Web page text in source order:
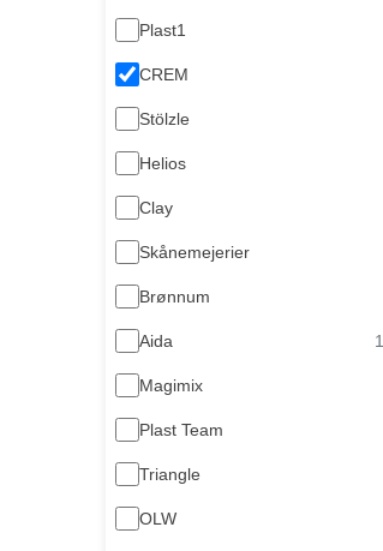
Plast1
CREM
Stölzle
Helios
Clay
Skånemejerier
Brønnum
Aida
Magimix
Plast Team
Triangle
OLW